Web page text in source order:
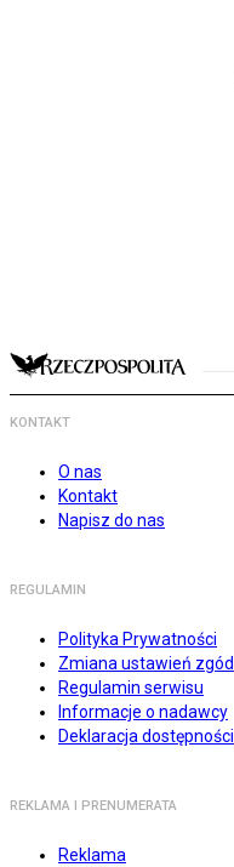
KONTAKT
O nas
Kontakt
Napisz do nas
REGULAMIN
Polityka Prywatności
Zmiana ustawień zgód
Regulamin serwisu
Informacje o nadawcy
Deklaracja dostępności
REKLAMA I PRENUMERATA
Reklama